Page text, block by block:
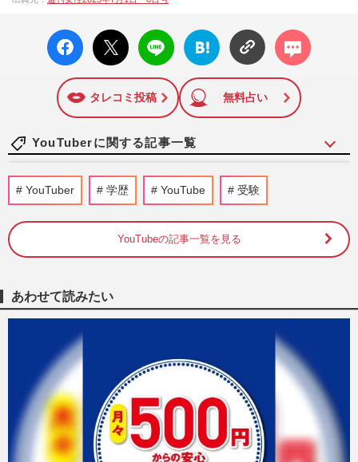
12日号で「眞子さま嫁ぎ先の“義母”が抱える400万円超の“借金
トラブル”」報道をスクープ。この一報から約2か月後、宮内庁
は結婚延期を発表。同記事は2018年の「編集者が選ぶ雑誌ジ
ャーナリズム賞」大賞を受賞した。毎週火曜日発売。
facebo
ok い
X ポス
ト
LINE
はてな
ブック
に追加
コメン
ト
タレコミ投稿 無料占い
YouTuberに関する記事一覧
『BE:FIRST』三山凌輝&趣里、結婚と妊
娠を同時報告も「両親はじめ…」異例コメ
『週刊女性』編集部 2026/7/30
YouTube開設1日で登録者10万人突破、編
集も自ら担当する“本気路線”…
元『BE:FIRST』三山凌輝、元宝塚女優と
の報道で《こうなると思ってた》“呆れ
声”が続出、美人YouTuberとの…
週刊女性PRIME
YouTuber 学歴 YouTube 受験
YouTubeの記事一覧を見る
あわせて読みたい